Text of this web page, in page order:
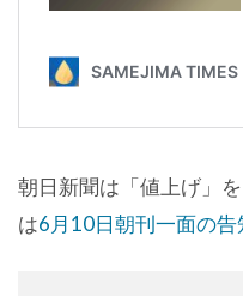
朝日新聞は「値上げ」
は6月10日朝刊一面の告